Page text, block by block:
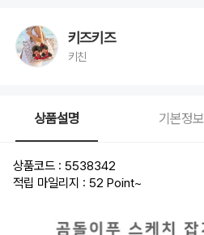
키즈키즈
키친
상품설명 기본정보
상품코드 : 5538342
적립 마일리지 : 52 Point~